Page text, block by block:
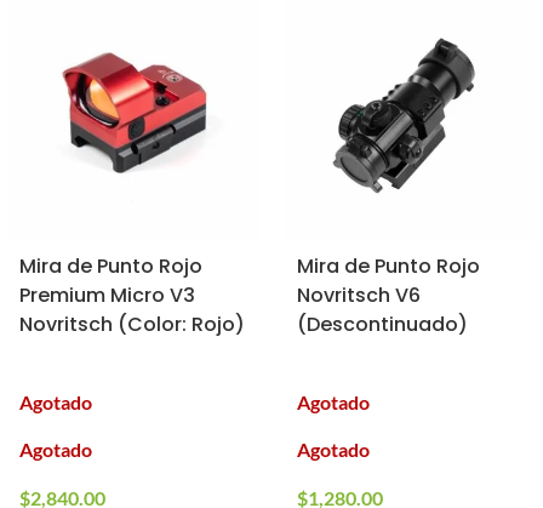
Mira de Punto Rojo
Premium Micro V3
Novritsch (Color: Rojo)
Agotado
Agotado
$2,840.00
Mira de Punto Rojo
Novritsch V6
(Descontinuado)
Agotado
Agotado
$1,280.00